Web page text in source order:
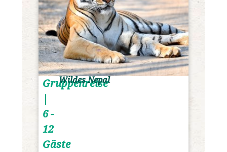
Gruppenreise
|
6 -
12
Gäste
Wildes Nepal